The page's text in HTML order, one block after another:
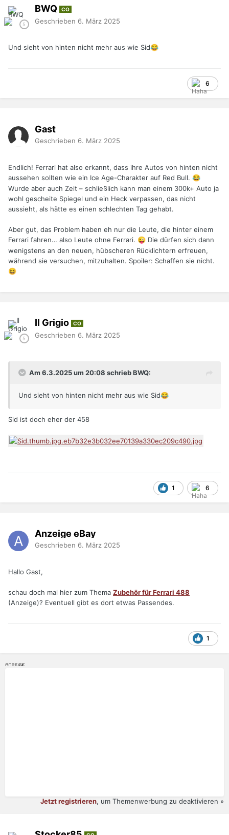
BWQ CO
Geschrieben 6. März 2025
Und sieht von hinten nicht mehr aus wie Sid😂
6
Gast
Geschrieben 6. März 2025
Endlich! Ferrari hat also erkannt, dass ihre Autos von hinten nicht
aussehen sollten wie ein Ice Age-Charakter auf Red Bull. 😂
Wurde aber auch Zeit – schließlich kann man einem 300k+ Auto ja
wohl gescheite Spiegel und ein Heck verpassen, das nicht
aussieht, als hätte es einen schlechten Tag gehabt.
Aber gut, das Problem haben eh nur die Leute, die hinter einem
Ferrari fahren… also Leute ohne Ferrari. 😜 Die dürfen sich dann
wenigstens an den neuen, hübscheren Rücklichtern erfreuen,
während sie versuchen, mitzuhalten. Spoiler: Schaffen sie nicht.
😆
Il Grigio CO
Geschrieben 6. März 2025
Am 6.3.2025 um 20:08 schrieb BWQ:
Und sieht von hinten nicht mehr aus wie Sid😂
Sid ist doch eher der 458
1 6
Anzeige eBay
Geschrieben 6. März 2025
Hallo Gast,
schau doch mal hier zum Thema Zubehör für Ferrari 488
(Anzeige)? Eventuell gibt es dort etwas Passendes.
1
Jetzt registrieren, um Themenwerbung zu deaktivieren »